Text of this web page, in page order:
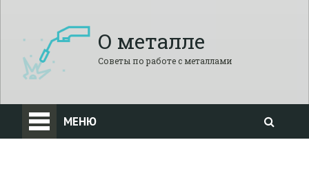
О металле
Советы по работе с металлами
МЕНЮ